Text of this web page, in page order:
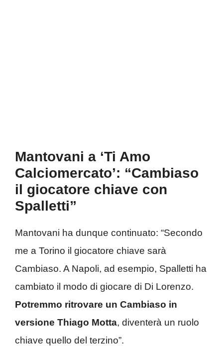
Mantovani a ‘Ti Amo
Calciomercato’: “Cambiaso
il giocatore chiave con
Spalletti”
Mantovani ha dunque continuato: “Secondo
me a Torino il giocatore chiave sarà
Cambiaso. A Napoli, ad esempio, Spalletti ha
cambiato il modo di giocare di Di Lorenzo.
Potremmo ritrovare un Cambiaso in
versione Thiago Motta, diventerà un ruolo
chiave quello del terzino”.